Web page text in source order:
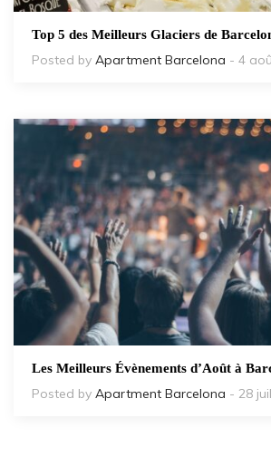
Top 5 des Meilleurs Glaciers de
Posted by Apartment Barcelona - 4
Les Meilleurs Évènements d’Août à
Posted by Apartment Barcelona - 28